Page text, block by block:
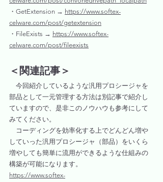
・GetExtension → https://www.softex-
celware.com/post/getextension
・FileExists → https://www.softex-
celware.com/post/fileexists
＜関連記事＞
今回紹介しているような汎用プロシージャを
部品として一元管理する方法は別記事で紹介し
ていますので、是非このノウハウも参考にして
みてください。
コーディングを効率化する上でどんどん増や
していった汎用プロシージャ（部品）をいくら
増やしても簡単に流用ができるような仕組みの
構築が可能になります。
https://www.softex-